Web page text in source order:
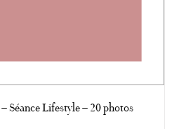
Séance Lifestyle – 20 photos